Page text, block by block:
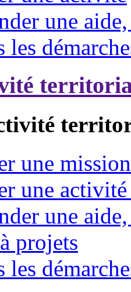
une
les
une mission
une
une
projets
les